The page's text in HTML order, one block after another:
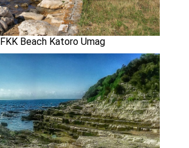
FKK Beach Katoro Umag